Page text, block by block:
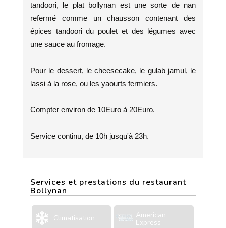
tandoori, le plat bollynan est une sorte de nan
refermé comme un chausson contenant des
épices tandoori du poulet et des légumes avec
une sauce au fromage.
Pour le dessert, le cheesecake, le gulab jamul, le
lassi à la rose, ou les yaourts fermiers.
Compter environ de 10Euro à 20Euro.
Service continu, de 10h jusqu'à 23h.
Services et prestations du restaurant
Bollynan
Climatisation American
Express